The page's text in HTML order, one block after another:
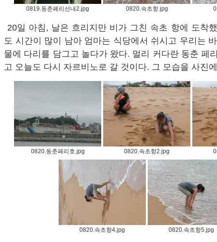
0819.동춘페리선내2.jpg 0820.속초항.jpg
20일 아침, 날은 흐리지만 비가 그친 속초 항에 도착
도 시간이 많이 남아 엄마는 식당에서 쉬시고 우리는
물에 다리를 담그고 놀다가 왔다. 멀리 커다란 동춘 페
고 오늘도 다시 자르비노로 갈 것이다. 그 모습을 사진
0820.동춘페리호.jpg 0820.속초항2.jpg
0820.속초항4.jpg 0820.속초항5.jpg